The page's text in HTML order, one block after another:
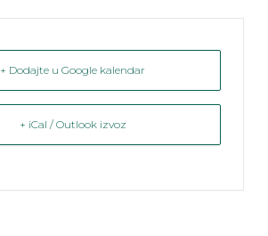
+ Dodajte u Google kalendar
+ iCal / Outlook izvoz